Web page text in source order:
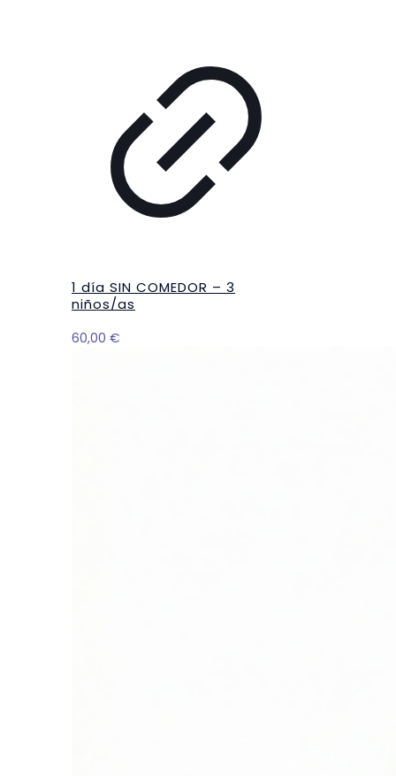
1 día SIN COMEDOR – 3
niños/as
60,00 €